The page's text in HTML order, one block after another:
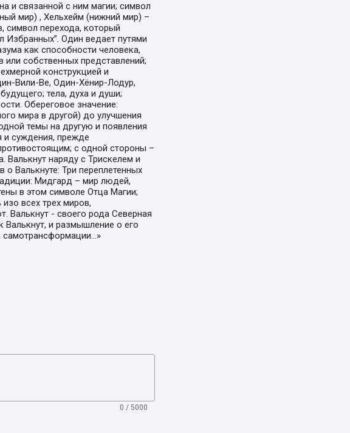
и связанной с ним магии; символ
мир) , Хельхейм (нижний мир) –
символ перехода, который
Избранных”. Один ведает путями
как способности человека,
собственных представлений;
конструкцией и
Вили-Ве, Один-Хёнир-Лодур,
тела, духа и души;
Обереговое значение:
мира в другой) до улучшения
темы на другую и появления
и суждения, прежде
с одной стороны –
Валькнут наряду с Трискелем и
Валькнуте: Три переплетенных
Мидгард – мир людей,
в этом символе Отца Магии;
всех трех миров,
- своего рода Северная
Валькнут, и размышление о его
самотрансформации…»
0 / 5000